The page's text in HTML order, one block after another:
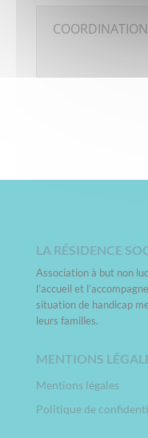
LA RÉSIDENCE
Association à but non
l’accueil et
situation de handicap
leurs familles.
MENTIONS
Mentions légales
Politique de